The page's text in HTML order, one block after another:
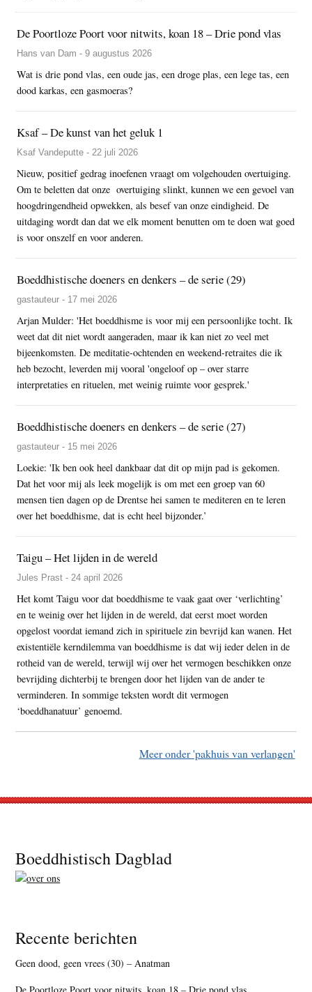
De Poortloze Poort voor nitwits, koan 18 – Drie pond vlas
Hans van Dam - 9 augustus 2026
Wat is drie pond vlas, een oude jas, een droge plas, een lege tas, een
dood karkas, een gasmoeras?
Ksaf – De kunst van het geluk 1
Ksaf Vandeputte - 22 juli 2026
Nieuw, positief gedrag inoefenen vraagt om volgehouden overtuiging.
Om te beletten dat onze overtuiging slinkt, kunnen we een gevoel van
hoogdringendheid opwekken, als besef van onze eindigheid. De
uitdaging wordt dan dat we elk moment benutten om te doen wat goed
is voor onszelf en voor anderen.
Boeddhistische doeners en denkers – de serie (29)
gastauteur - 17 mei 2026
Arjan Mulder: 'Het boeddhisme is voor mij een persoonlijke tocht. Ik
weet dat dit niet wordt aangeraden, maar ik kan niet zo veel met
bijeenkomsten. De meditatie-ochtenden en weekend-retraites die ik
heb bezocht, leverden mij vooral 'ongeloof op – over starre
interpretaties en rituelen, met weinig ruimte voor gesprek.'
Boeddhistische doeners en denkers – de serie (27)
gastauteur - 15 mei 2026
Loekie: 'Ik ben ook heel dankbaar dat dit op mijn pad is gekomen.
Dat het voor mij als leek mogelijk is om met een groep van 60
mensen tien dagen op de Drentse hei samen te mediteren en te leren
over het boeddhisme, dat is echt heel bijzonder.’
Taigu – Het lijden in de wereld
Jules Prast - 24 april 2026
Het komt Taigu voor dat boeddhisme te vaak gaat over ‘verlichting’
en te weinig over het lijden in de wereld, dat eerst moet worden
opgelost voordat iemand zich in spirituele zin bevrijd kan wanen. Het
existentiële kerndilemma van boeddhisme is dat wij ieder delen in de
rotheid van de wereld, terwijl wij over het vermogen beschikken onze
bevrijding dichterbij te brengen door het lijden van de ander te
verminderen. In sommige teksten wordt dit vermogen
‘boeddhanatuur’ genoemd.
Meer onder 'pakhuis van verlangen'
Footer
Boeddhistisch Dagblad
Recente berichten
Geen dood, geen vrees (30) – Anatman
De Poortloze Poort voor nitwits, koan 18 – Drie pond vlas